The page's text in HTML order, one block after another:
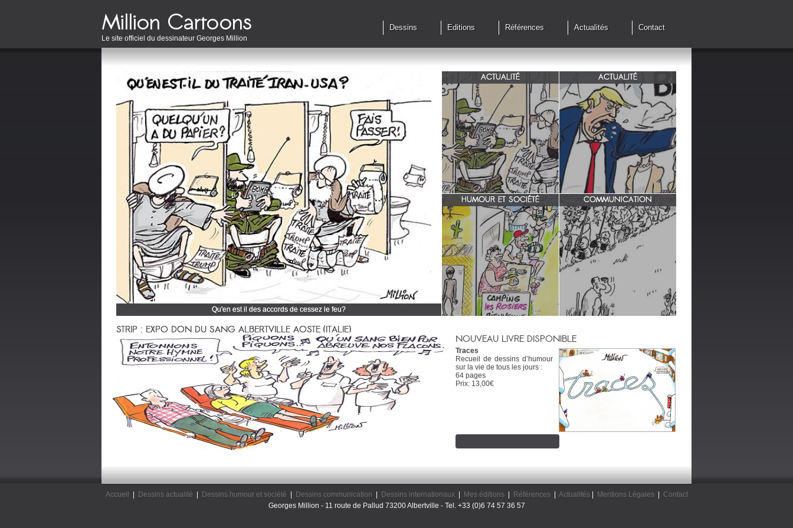
Le site officiel du dessinateur Georges Million
Dessins Editions Références Actualités Contact
Qu'en est il des accords de cessez le feu?
Cliquez et découvrez tous mes dessins d'actualité
ACTUALITÉ
Qu'en est il des accords de cessez
le feu?
ACTUALITÉ
G7 à Evian, Trump, une fois de
plus ,s'en prend aux européens.
HUMOUR ET SOCIÉTÉ
zone 51
COMMUNICATION
INRA/ Rotation des terres.
STRIP : EXPO DON DU SANG ALBERTVILLE AOSTE (ITALIE)
NOUVEAU LIVRE DISPONIBLE
Traces
Recueil de dessins d’humour
sur la vie de tous les jours :
64 pages
Prix: 13,00€
Accueil Dessins actualité Dessins humour et société Dessins communication Dessins internationaux| Mes éditions| Références| Actualités| Mentions Légales|
Contact
Georges Million - 11 route de Pallud 73200 Albertville - Tel. +33 (0)6 74 57 36 57